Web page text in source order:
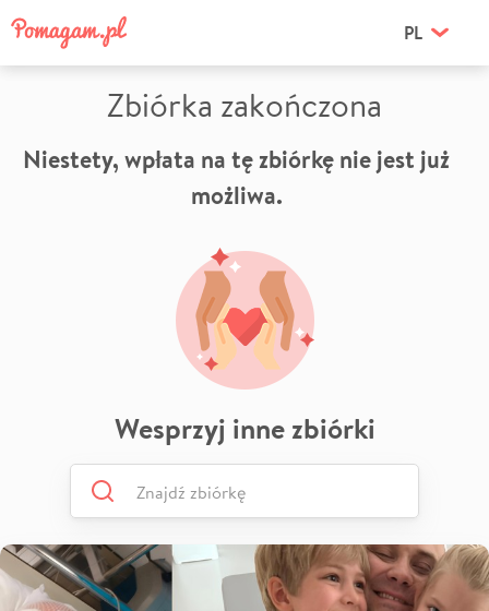
PL
Zbiórka zakończona
Niestety, wpłata na tę zbiórkę nie jest już
możliwa.
Wesprzyj inne zbiórki